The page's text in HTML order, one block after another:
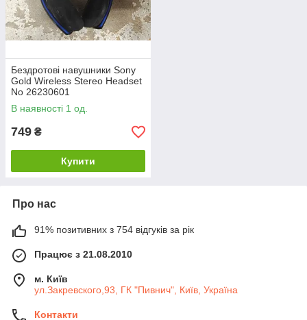
Бездротові навушники Sony
Gold Wireless Stereo Headset
No 26230601
В наявності 1 од.
749 ₴
Купити
Про нас
91% позитивних з 754 відгуків за рік
Працює з 21.08.2010
м. Київ
ул.Закревского,93, ГК "Пивнич", Київ, Україна
Контакти